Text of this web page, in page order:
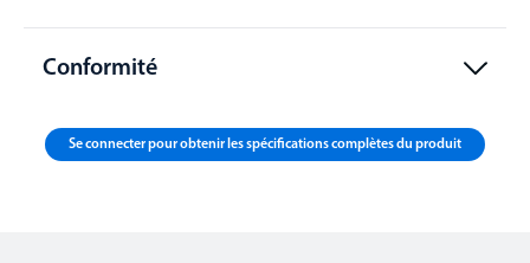
Conformité
Se connecter pour obtenir les spécifications complètes du produit